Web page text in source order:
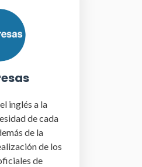
inglés a la
de cada
de la
de los
de